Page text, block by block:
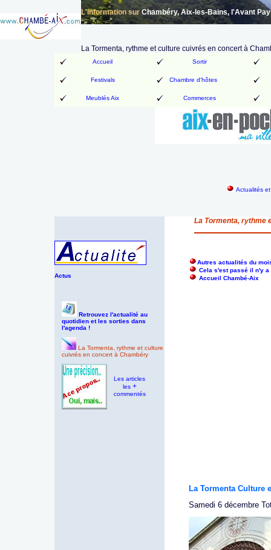
L'information surChambéry, Aix-les-Bains, l'Avant
La Tormenta, rythme et culture cuivrés en concert à
Accueil Sortir
Festivals Chambre d'hôtes
Meublés Aix Commerces
Actualités
La Tormenta, rythme
Actus
Autres actualités du
Cela s'est passé il n'y
Accueil Chambé-Aix
Retrouvez l'actualité au
quotidien et les sorties dans
l'agenda !
La Tormenta, rythme et culture
cuivrés en concert à Chambéry
Les articles
les +
commentés
La Tormenta Culture
Samedi 6 décembre